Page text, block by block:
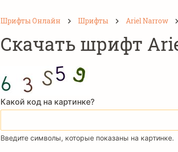
Шрифты Онлайн Шрифты Ariel Narrow
Скачать шрифт
Какой код на картинке?
Введите символы, которые показаны на картинке.